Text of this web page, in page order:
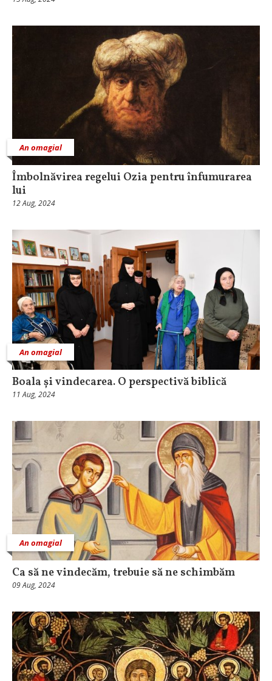
An omagial
Îmbolnăvirea regelui Ozia pentru înfumurarea
lui
12 Aug, 2024
An omagial
Boala și vindecarea. O perspectivă biblică
11 Aug, 2024
An omagial
Ca să ne vindecăm, trebuie să ne schimbăm
09 Aug, 2024